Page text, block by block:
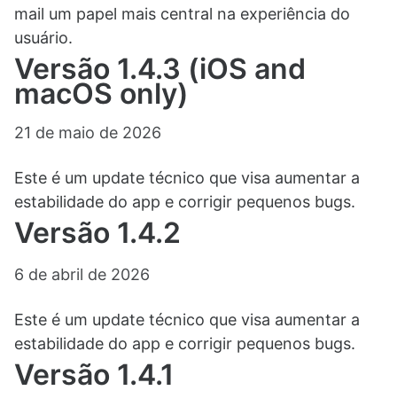
mail um papel mais central na experiência do
usuário.
Versão 1.4.3 (iOS and
macOS only)
21 de maio de 2026
Este é um update técnico que visa aumentar a
estabilidade do app e corrigir pequenos bugs.
Versão 1.4.2
6 de abril de 2026
Este é um update técnico que visa aumentar a
estabilidade do app e corrigir pequenos bugs.
Versão 1.4.1